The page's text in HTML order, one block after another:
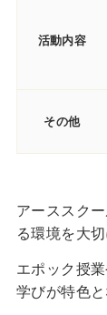
活動内容
その他
アーススク
る環境を大
エポック授
学びが特色と